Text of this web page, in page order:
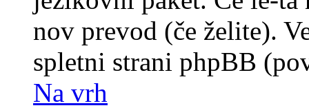
nov prevod (če želite).
spletni strani phpBB
Na vrh